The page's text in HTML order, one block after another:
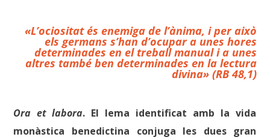
«L’ociositat és enemiga de l’ànima, i per això
els germans s’han d’ocupar a unes hores
determinades en el treball manual i a unes
altres també ben determinades en la lectura
divina» (RB 48,1)
Ora et labora. El lema identificat amb la vida
monàstica benedictina conjuga les dues gran